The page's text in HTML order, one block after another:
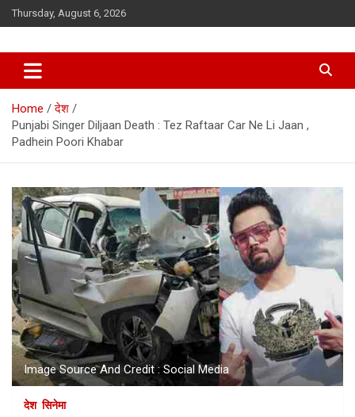
Skip
to
Thursday, August 6, 2026
Home
देश
Punjabi Singer Diljaan Death : Tez Raftaar Car Ne Li Jaan ,
Padhein Poori Khabar
Image Source And Credit : Social Media
देश सिनेमा